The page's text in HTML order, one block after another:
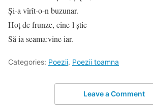
Și-a vîrît-o-n buzunar.
Hoț de frunze, cine-l știe
Să ia seama:vine iar.
Categories: Poezii, Poezii toamna
Leave a Comment